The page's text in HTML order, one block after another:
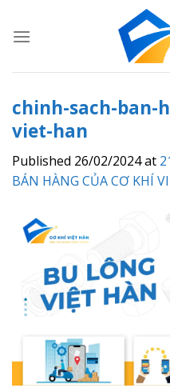
chinh-sach-ban-
viet-han
Published 26/02/2024at
BÁN HÀNG CỦA CƠ KHÍ